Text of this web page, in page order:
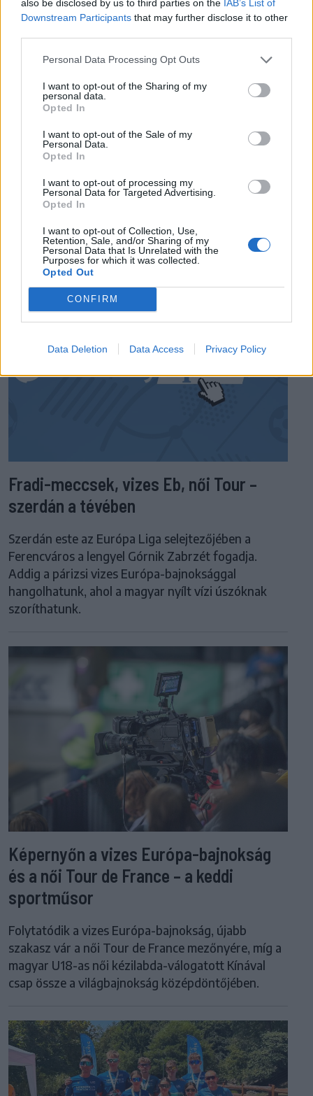
also be disclosed by us to third parties on the IAB’s List of
Downstream Participants that may further disclose it to other
Personal Data Processing Opt Outs
I want to opt-out of the Sharing of my
personal data.
Opted In
I want to opt-out of the Sale of my
Personal Data.
Opted In
I want to opt-out of processing my
Personal Data for Targeted Advertising.
Opted In
I want to opt-out of Collection, Use,
Retention, Sale, and/or Sharing of my
Personal Data that Is Unrelated with the
Purposes for which it was collected.
Opted Out
CONFIRM
Data Deletion Data Access Privacy Policy
FŐTÉR
Már csak 4-5 napig működhet a jelenlegi
körülmények között a cernavodai
atomerőmű
Százszázalékos kamatra adott kölcsönt a
letartóztatott uzsorás. Akár 40 fok is várható
vasárnap a nyugati országrészben.
EZ IS ÉRDEKELHETI
Fradi-meccsek, vizes Eb, női Tour –
szerdán a tévében
Szerdán este az Európa Liga selejtezőjében a
Ferencváros a lengyel Górnik Zabrzét fogadja.
Addig a párizsi vizes Európa-bajnoksággal
hangolhatunk, ahol a magyar nyílt vízi úszóknak
szoríthatunk.
Képernyőn a vizes Európa-bajnokság
és a női Tour de France – a keddi
sportműsor
Folytatódik a vizes Európa-bajnokság, újabb
szakasz vár a női Tour de France mezőnyére, míg a
magyar U18-as női kézilabda-válogatott Kínával
csap össze a világbajnokság középdöntőjében.